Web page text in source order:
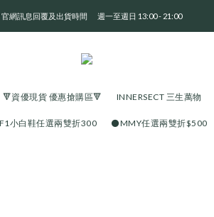
全 館 消 費 滿 三 千 免 運 費 🤘🏻
官網訊息回覆及出貨時間       週一至週日 13:00 - 21:00
🔻資優現貨 優惠搶購區🔻 INNERSECT 三生萬物
小白鞋任選兩雙折300 ⚫️MMY任選兩雙折$500